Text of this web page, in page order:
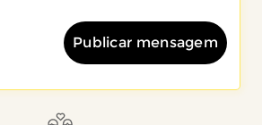
Publicar mensagem